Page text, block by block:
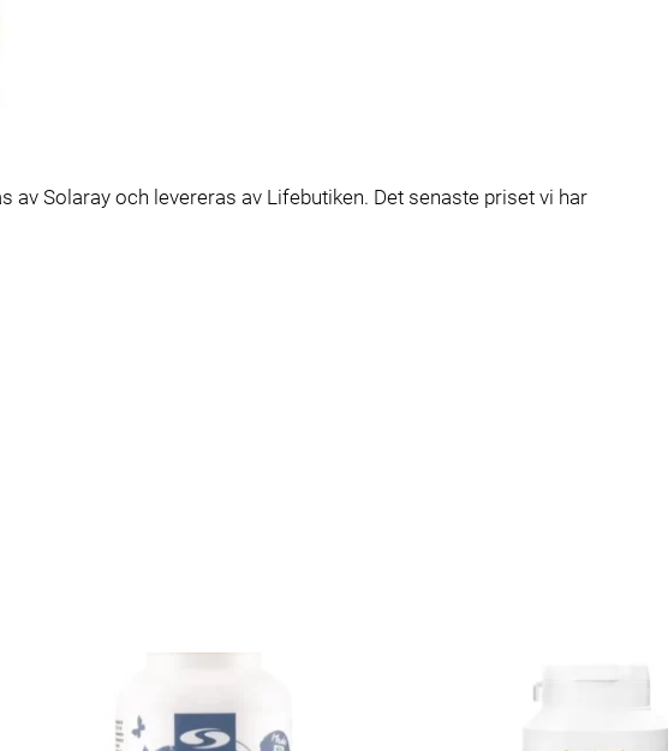
av Solaray och levereras av Lifebutiken. Det senaste priset vi har